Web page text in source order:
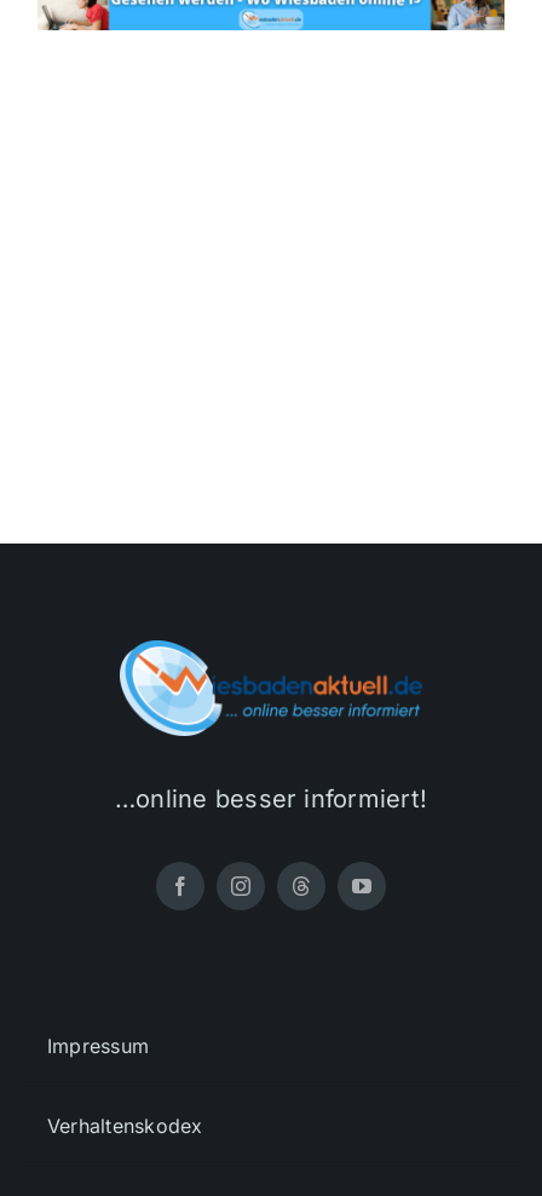
…online besser informiert!
Impressum
Verhaltenskodex